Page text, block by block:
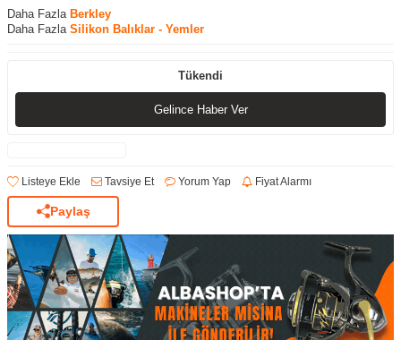
Daha Fazla Berkley
Daha Fazla Silikon Balıklar - Yemler
Tükendi
Gelince Haber Ver
Listeye Ekle Tavsiye Et Yorum Yap Fiyat Alarmı
Paylaş